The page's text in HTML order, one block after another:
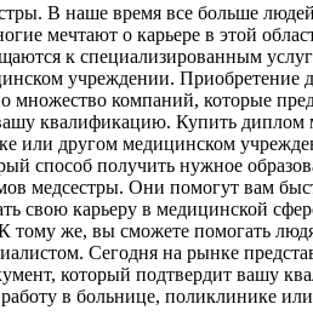
В нaшe время все больше
мечтают о карьере в этой
к специализированным
учреждении. Приобретение
множество компаний, которые
квалификацию. Купить диплом
или другом медицинском
способ получить нужное
медсестры. Они помогут вам
свою карьеру в медицинской
К тому же, вы сможете помогать
Сегодня на рынке
который подтвердит вашу
в больнице, поликлинике